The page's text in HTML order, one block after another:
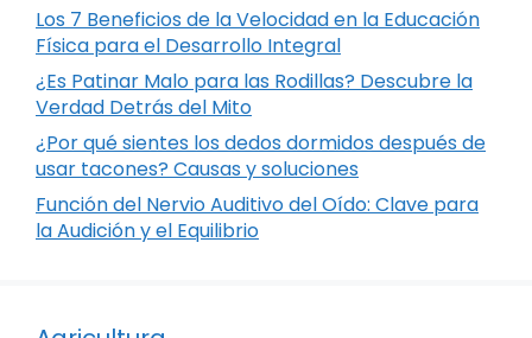
Los 7 Beneficios de la Velocidad en la Educación
Física para el Desarrollo Integral
¿Es Patinar Malo para las Rodillas? Descubre la
Verdad Detrás del Mito
¿Por qué sientes los dedos dormidos después de
usar tacones? Causas y soluciones
Función del Nervio Auditivo del Oído: Clave para
la Audición y el Equilibrio